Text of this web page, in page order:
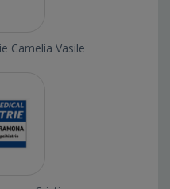
Camelia Vasile